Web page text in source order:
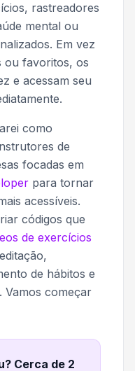
rastreadores
mental ou
Em vez
ou favoritos, os
e acessam seu
como
de
focadas em
para tornar
acessíveis.
códigos que
de exercícios
de hábitos e
Vamos começar
Cerca de 2